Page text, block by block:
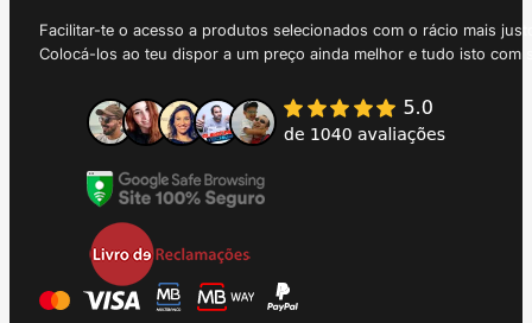
Facilitar-te o acesso a produtos selecionados com o rácio mais
Colocá-los ao teu dispor a um preço ainda melhor e tudo isto